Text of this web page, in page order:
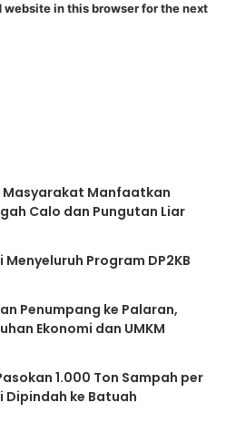
website in this browser for the next
Masyarakat Manfaatkan
Calo dan Pungutan Liar
Program DP2KB
Penumpang ke Palaran,
Ekonomi dan UMKM
1.000 Ton Sampah per
Dipindah ke Batuah